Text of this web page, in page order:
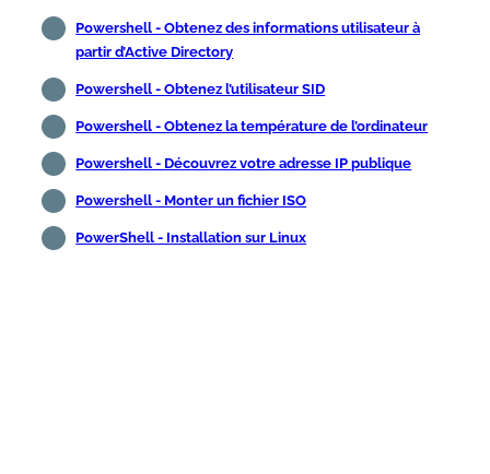
Powershell - Obtenez des informations utilisateur à
partir d’Active Directory
Powershell - Obtenez l’utilisateur SID
Powershell - Obtenez la température de l’ordinateur
Powershell - Découvrez votre adresse IP publique
Powershell - Monter un fichier ISO
PowerShell - Installation sur Linux